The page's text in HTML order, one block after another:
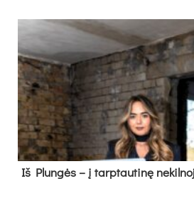
Iš Plungės – į tarptautinę